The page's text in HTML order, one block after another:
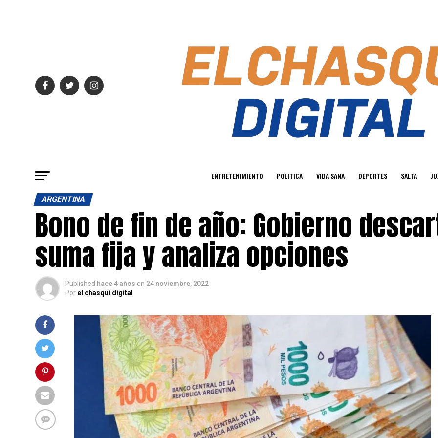
ENTRETENIMIENTO POLITICA VIDA SANA DEPORTES SALTA
ARGENTINA
Bono de fin de año: Gobierno
suma fija y analiza opciones
Published hace 4 años en 24 noviembre, 2022
Por el chasqui digital